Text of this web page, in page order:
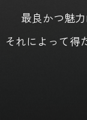
最良かつ魅
それによって得